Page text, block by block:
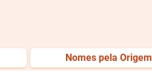
Nomes pela Origem